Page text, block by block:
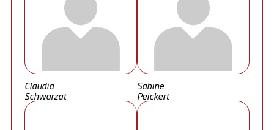
Claudia
Schwarzat
Sabine
Peickert